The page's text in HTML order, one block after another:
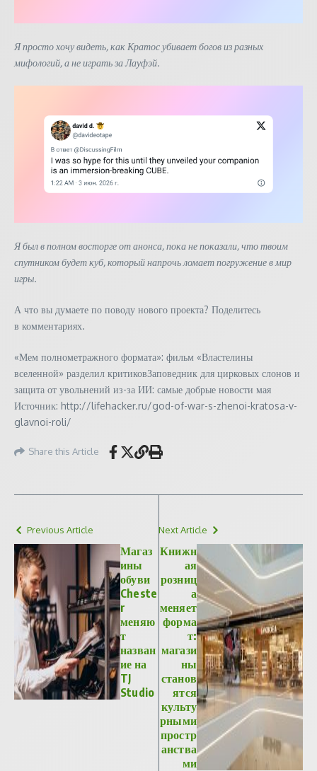
Я просто хочу видеть, как Кратос убивает богов из разных
мифологий, а не играть за Лауфэй.
Я был в полном восторге от анонса, пока не показали, что твоим
спутником будет куб, который напрочь ломает погружение в мир
игры.
А что вы думаете по поводу нового проекта? Поделитесь
в комментариях.
«Мем полнометражного формата»: фильм «Властелины
вселенной» разделил критиковЗаповедник для цирковых слонов и
защита от увольнений из-за ИИ: самые добрые новости мая
Источник: http://lifehacker.ru/god-of-war-s-zhenoi-kratosa-v-
glavnoi-roli/
Share this Article
Previous Article
Магаз
ины
обуви
Cheste
r
меняю
т
назван
ие на
TJ
Studio
Next Article
Книжн
ая
розниц
а
меняет
форма
т:
магази
ны
станов
ятся
культу
рными
простр
анства
ми